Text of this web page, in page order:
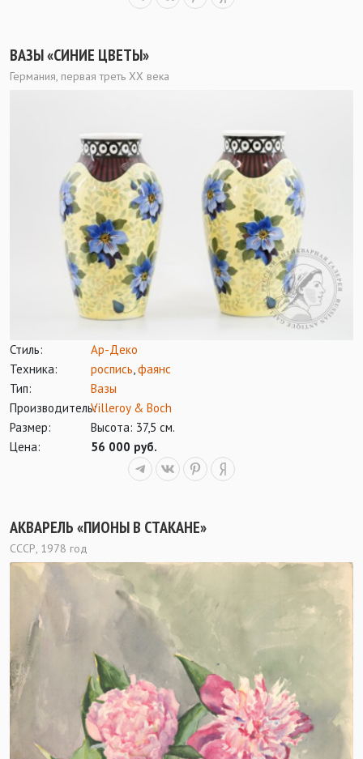
ВАЗЫ «СИНИЕ ЦВЕТЫ»
Германия, первая треть ХХ века
Стиль:
Ар-Деко
Техника:
роспись,фаянс
Тип:
Вазы
Производитель:Villeroy & Boch
Размер:
Высота: 37,5 см.
Цена:
56 000 руб.
АКВАРЕЛЬ «ПИОНЫ В СТАКАНЕ»
СССР, 1978 год